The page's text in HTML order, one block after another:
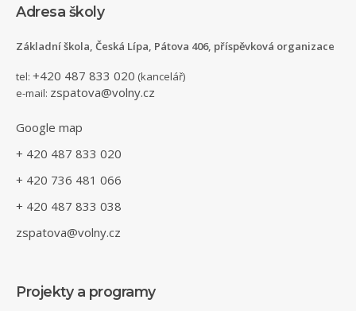
Adresa školy
Základní škola, Česká Lípa, Pátova 406, příspěvková organizace
tel: +420 487 833 020 (kancelář)
e-mail: zspatova@volny.cz
Google map
+ 420 487 833 020
+ 420 736 481 066
+ 420 487 833 038
zspatova@volny.cz
Projekty a programy